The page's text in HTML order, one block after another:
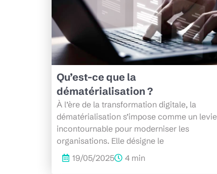
Qu’est-ce que la
dématérialisation ?
À l’ère de la transformation digitale, la
dématérialisation s’impose comme un
incontournable pour moderniser les
organisations. Elle désigne le
19/05/2025
4 min